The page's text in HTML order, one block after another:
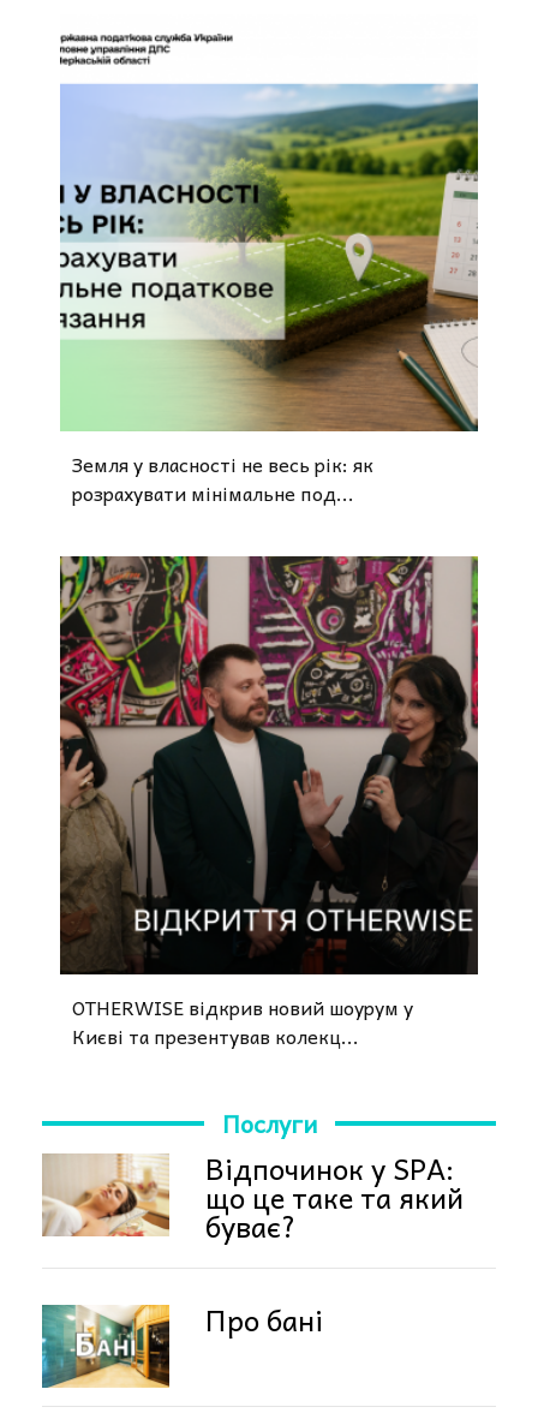
Земля у власності не весь рік: як
розрахувати мінімальне под...
OTHERWISE відкрив новий шоурум у
Києві та презентував колекц...
Послуги
Відпочинок у SPA:
що це таке та який
буває?
Про бані